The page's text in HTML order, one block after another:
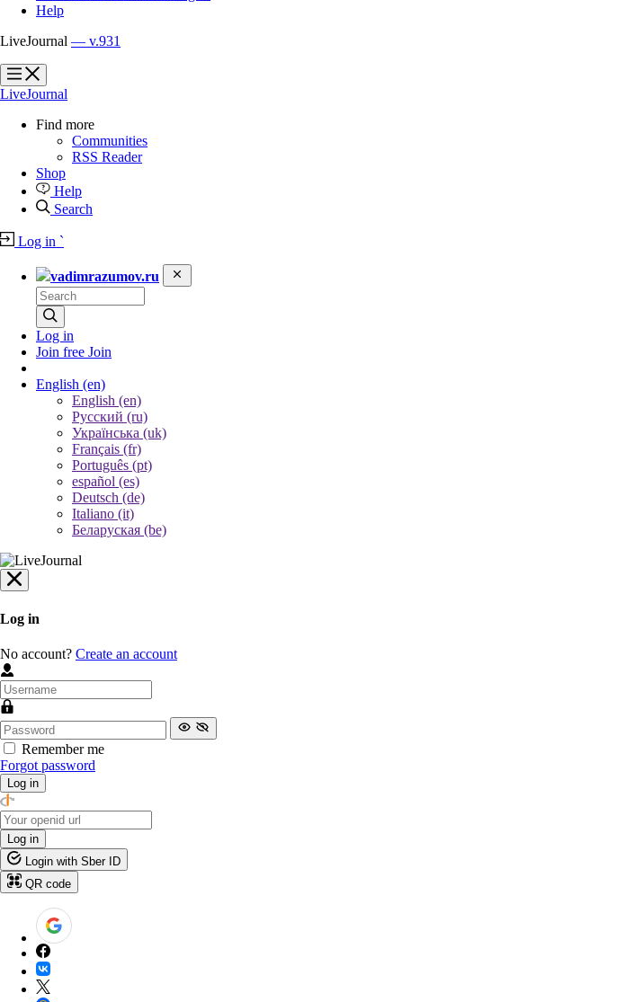
Help
LiveJournal — v.931
?
?
LiveJournal
Find more
Communities
RSS Reader
Shop
Help
Search
Log in `
vadimrazumov.ru
Log in
Join free Join
English (en)
English (en)
Русский (ru)
Українська (uk)
Français (fr)
Português (pt)
español (es)
Deutsch (de)
Italiano (it)
Беларуская (be)
Log in
No account? Create an account
Remember me
Forgot password
Log in
Log in
Login with Sber ID
QR code